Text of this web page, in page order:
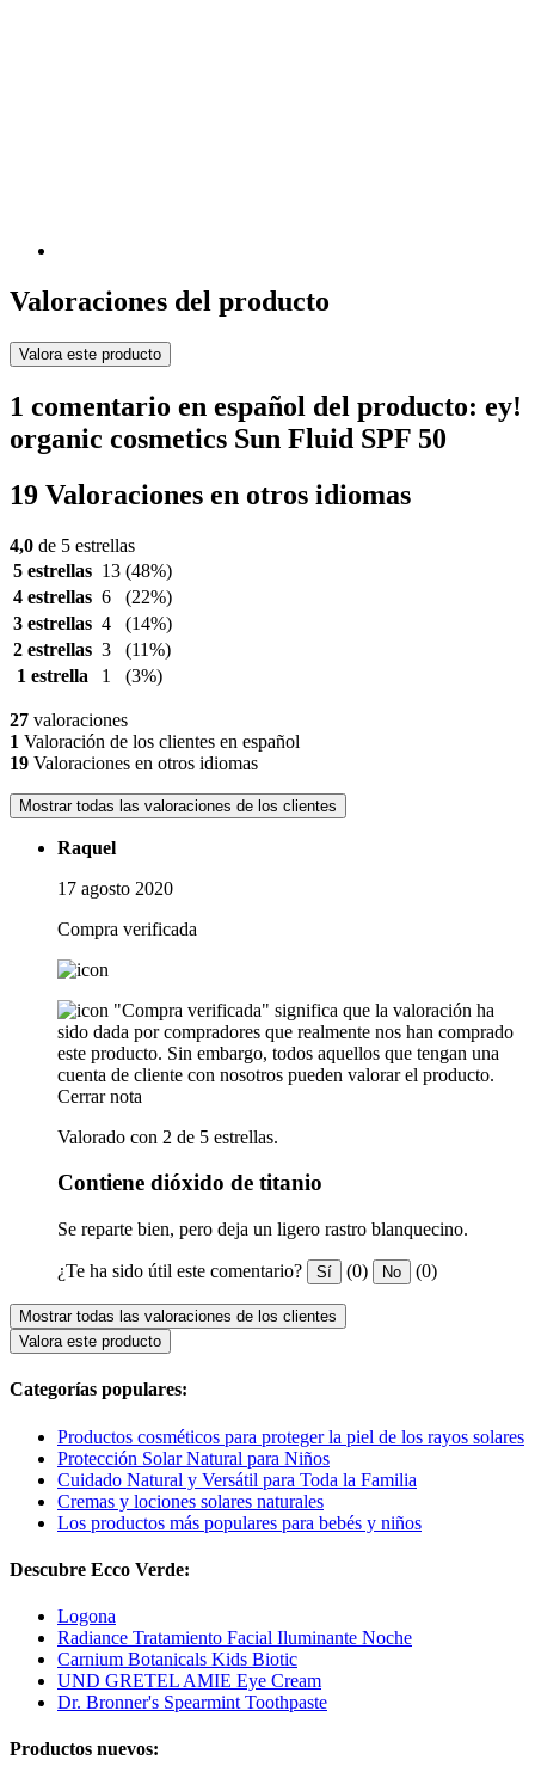
Valoraciones del producto
Valora este producto
1 comentario en español del producto: ey!
organic cosmetics Sun Fluid SPF 50
19 Valoraciones en otros idiomas
4,0 de 5 estrellas
5 estrellas 13 (48%)
4 estrellas 6
(22%)
3 estrellas 4
(14%)
2 estrellas 3
(11%)
1 estrella
1 (3%)
27 valoraciones
1 Valoración de los clientes en español
19 Valoraciones en otros idiomas
Mostrar todas las valoraciones de los clientes
Raquel
17 agosto 2020
Compra verificada
"Compra verificada" significa que la valoración ha
sido dada por compradores que realmente nos han comprado
este producto. Sin embargo, todos aquellos que tengan una
cuenta de cliente con nosotros pueden valorar el producto.
Cerrar nota
Valorado con 2 de 5 estrellas.
Contiene dióxido de titanio
Se reparte bien, pero deja un ligero rastro blanquecino.
¿Te ha sido útil este comentario? Sí (0) No (0)
Mostrar todas las valoraciones de los clientes
Valora este producto
Categorías populares:
Productos cosméticos para proteger la piel de los rayos solares
Protección Solar Natural para Niños
Cuidado Natural y Versátil para Toda la Familia
Cremas y lociones solares naturales
Los productos más populares para bebés y niños
Descubre Ecco Verde:
Logona
Radiance Tratamiento Facial Iluminante Noche
Carnium Botanicals Kids Biotic
UND GRETEL AMIE Eye Cream
Dr. Bronner's Spearmint Toothpaste
Productos nuevos: